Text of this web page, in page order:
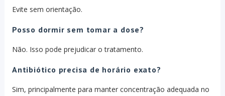
Evite sem orientação.
Posso dormir sem tomar a dose?
Não. Isso pode prejudicar o tratamento.
Antibiótico precisa de horário exato?
Sim, principalmente para manter concentração adequada no